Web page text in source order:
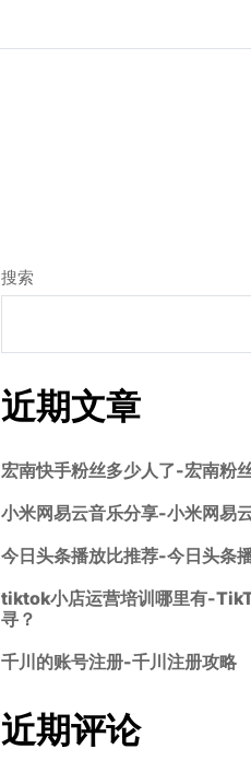
搜索
近期文章
宏南快手粉丝多少人了-宏南粉
小米网易云音乐分享-小米网易
今日头条播放比推荐-今日头条
tiktok小店运营培训哪里有-
寻？
千川的账号注册-千川注册攻略
近期评论